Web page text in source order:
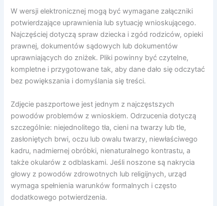
W wersji elektronicznej mogą być wymagane załączniki
potwierdzające uprawnienia lub sytuację wnioskującego.
Najczęściej dotyczą spraw dziecka i zgód rodziców, opieki
prawnej, dokumentów sądowych lub dokumentów
uprawniających do zniżek. Pliki powinny być czytelne,
kompletne i przygotowane tak, aby dane dało się odczytać
bez powiększania i domyślania się treści.
Zdjęcie paszportowe jest jednym z najczęstszych
powodów problemów z wnioskiem. Odrzucenia dotyczą
szczególnie: niejednolitego tła, cieni na twarzy lub tle,
zasłoniętych brwi, oczu lub owalu twarzy, niewłaściwego
kadru, nadmiernej obróbki, nienaturalnego kontrastu, a
także okularów z odblaskami. Jeśli noszone są nakrycia
głowy z powodów zdrowotnych lub religijnych, urząd
wymaga spełnienia warunków formalnych i często
dodatkowego potwierdzenia.